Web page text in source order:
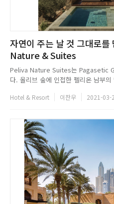
자연이 주는 날 것 그대로
Nature & Suites
Peliva Nature Suites는 Pagasetic
다. 올리브 숲에 인접한 펠리온 남부
숙하지만 진실된 곳, 시대에 갇히지 않
Hotel & Resort 이찬우 2021-03-